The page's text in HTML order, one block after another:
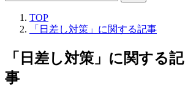
TOP
「日差し対策」に関する記事
「日差し対策」に関する記
事